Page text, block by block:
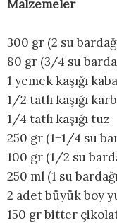
Malzemeler
300 gr (2 su
80 gr (3/4 su
1 yemek kaşığı
1/2 tatlı kaşığı
1/4 tatlı kaşığı tuz
250 gr (1+1/4 su
100 gr (1/2 su
250 ml (1 su
2 adet büyük boy
150 gr bitter